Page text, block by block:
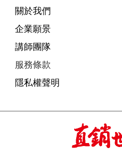
關於我們
企業願景
講師團隊
服務條款
隱私權聲明